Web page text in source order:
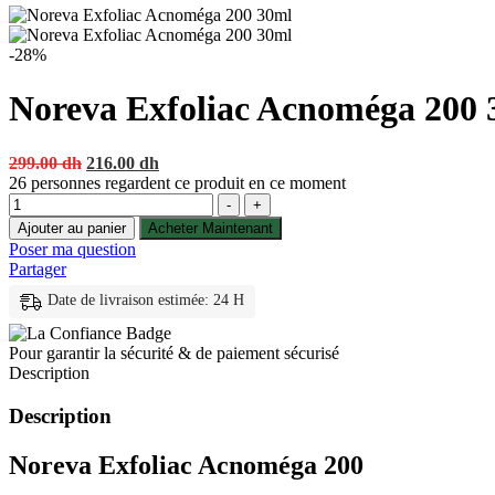
-28%
Noreva Exfoliac Acnoméga 200
299.00dh Original
price
299.00 dh.
216.00 dh
price
216.00 dh.
26 personnes regardent ce produit en ce moment
Quantité
-
+
Ajouter au panier
Acheter Maintenant
Poser ma question
Partager
Date de livraison estimée: 24 H
Pour garantir la sécurité & de paiement sécurisé
Description
Description
Noreva Exfoliac Acnoméga 200